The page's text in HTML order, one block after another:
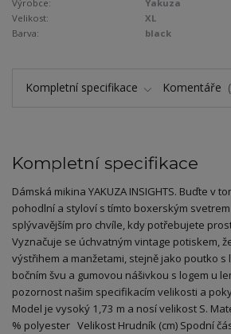
Výrobce:
Yakuza
Velikost:
XL
Barva:
black
Kompletní specifikace Komentáře
Kompletní specifikace
Dámská mikina YAKUZA INSIGHTS. Buďte v
pohodlní a styloví s tímto boxerským svetrem
splývavějším pro chvíle, kdy potřebujete
Vyznačuje se úchvatným vintage potiskem,
výstřihem a manžetami, stejně jako poutko s
bočním švu a gumovou nášivkou s logem u
pozornost našim specifikacím velikosti a
Model je vysoký 1,73 m a nosí velikost S.
% polyester Velikost Hrudník (cm) Spodní